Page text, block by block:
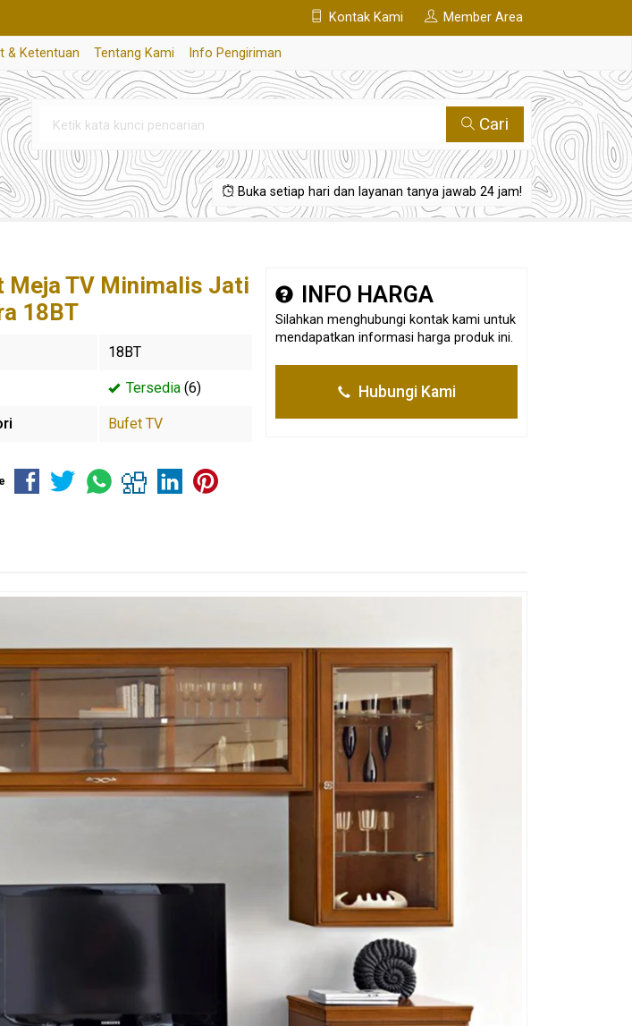
Kontak Kami Member Area
& Ketentuan Tentang Kami Info Pengiriman
Cari
Buka setiap hari dan layanan tanya jawab 24 jam!
Meja TV Minimalis Jati
18BT
18BT
Tersedia (6)
Bufet TV
INFO HARGA
Silahkan menghubungi kontak kami untuk
mendapatkan informasi harga produk ini.
Hubungi Kami